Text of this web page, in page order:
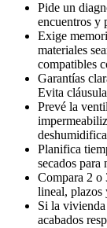
Pide un
encuentros y
Exige
materiales
compatibles
Garantías
Evita
Prevé la
Planifica
secados
Compara 2 o
lineal, plazos
Si la
acabados